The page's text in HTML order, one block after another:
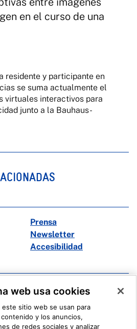
en el curso de una
residente y participante en
se suma actualmente el
virtuales interactivos para
junto a la Bauhaus-
Prensa
Newsletter
Accesibilidad
X
Ivoox
web usa cookies
este sitio web se usan para
y los anuncios,
de redes sociales y analizar